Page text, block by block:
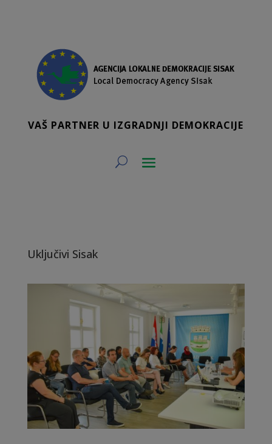
VAŠ PARTNER U IZGRADNJI DEMOKRACIJE
Uključivi Sisak